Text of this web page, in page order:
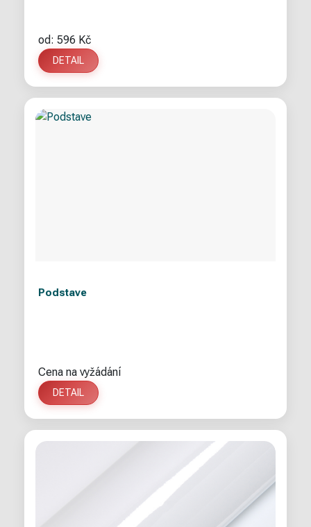
od: 596 Kč
DETAIL
Podstave
Cena na vyžádání
DETAIL